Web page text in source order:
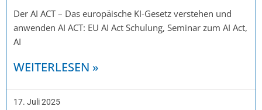
Der AI ACT – Das europäische KI-Gesetz verstehen und
anwenden AI ACT: EU AI Act Schulung, Seminar zum AI Act,
AI
WEITERLESEN »
17. Juli 2025